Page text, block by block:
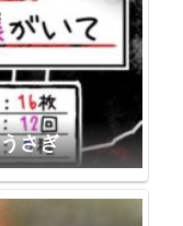
さぎ